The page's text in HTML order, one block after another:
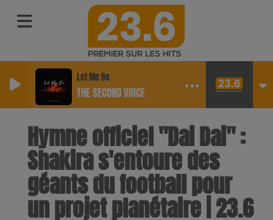
Let Me Be
THE SECOND VOICE
Hymne officiel "Dai Dai" :
Shakira s'entoure des
géants du football pour
un projet planétaire | 23.6